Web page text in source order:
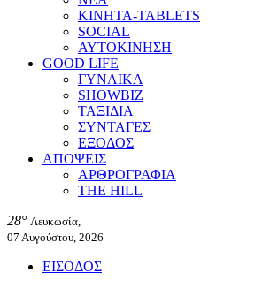
ΚΙΝΗΤΑ-TABLETS
SOCIAL
ΑΥΤΟΚΙΝΗΣΗ
GOOD LIFE
ΓΥΝΑΙΚΑ
SHOWBIZ
ΤΑΞΙΔΙΑ
ΣΥΝΤΑΓΕΣ
ΕΞΟΔΟΣ
ΑΠΟΨΕΙΣ
ΑΡΘΡΟΓΡΑΦΙΑ
THE HILL
28° Λευκωσία,
07 Αυγούστου, 2026
ΕΙΣΟΔΟΣ